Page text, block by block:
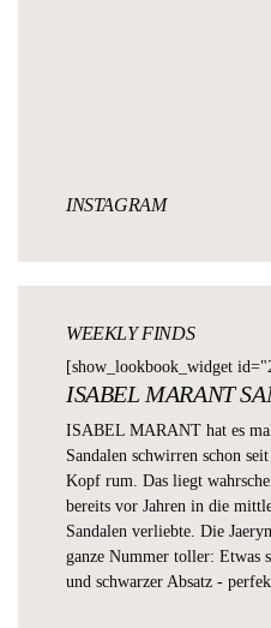
INSTAGRAM
WEEKLY FINDS
[show_lookbook_widget
ISABEL MARANT
ISABEL MARANT hat es
Sandalen schwirren schon
Kopf rum. Das liegt
bereits vor Jahren in die
Sandalen verliebte. Die
ganze Nummer toller: Etwas
und schwarzer Absatz -